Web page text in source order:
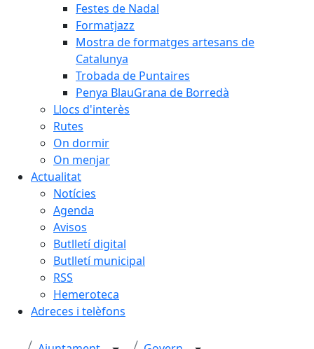
Festes de Nadal
Formatjazz
Mostra de formatges artesans de
Catalunya
Trobada de Puntaires
Penya BlauGrana de Borredà
Llocs d'interès
Rutes
On dormir
On menjar
Actualitat
Notícies
Agenda
Avisos
Butlletí digital
Butlletí municipal
RSS
Hemeroteca
Adreces i telèfons